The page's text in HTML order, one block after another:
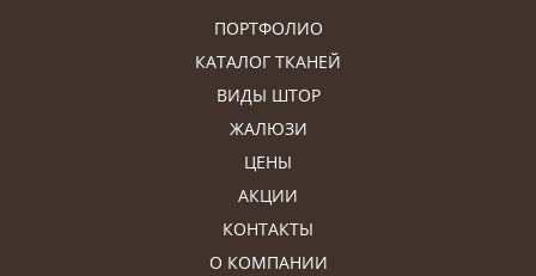
ПОРТФОЛИО
КАТАЛОГ ТКАНЕЙ
ВИДЫ ШТОР
ЖАЛЮЗИ
ЦЕНЫ
АКЦИИ
КОНТАКТЫ
О КОМПАНИИ